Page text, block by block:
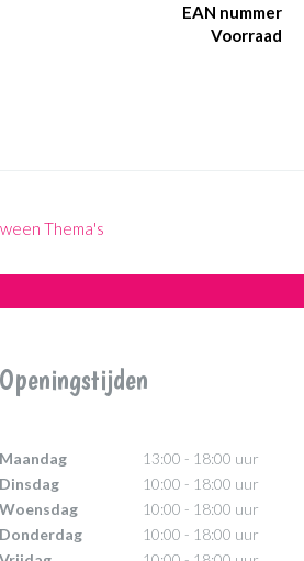
EAN nummer
Voorraad
Thema's
Openingstijden
Maandag
13:00 - 18:00 uur
Dinsdag
10:00 - 18:00 uur
Woensdag
10:00 - 18:00 uur
Donderdag
10:00 - 18:00 uur